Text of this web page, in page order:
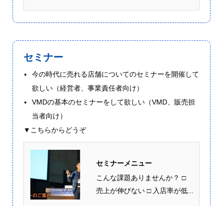
セミナー
今の時代に売れる店舗についてのセミナーを開催して
欲しい（経営者、事業責任者向け）
VMDの基本のセミナーをして欲しい（VMD、販売担
当者向け）
▼こちらからどうぞ
セミナーメニュー
こんな課題ありませんか？ □
売上が伸びない □ 入店率が低...